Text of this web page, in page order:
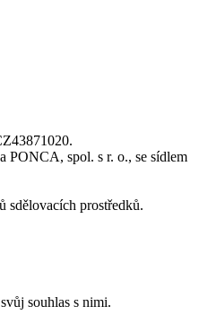
PONCA, spol. s r. o., se sídlem
sdělovacích prostředků.
souhlas s nimi.